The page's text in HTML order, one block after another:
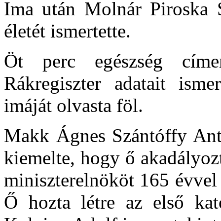
Ima után Molnár Piroska
életét ismertette.
Öt perc egészség
Rákregiszter adatait
imáját olvasta föl.
Makk Ágnes Szántóffy
kiemelte, hogy ő
miniszterelnököt 165
Ő hozta létre az első